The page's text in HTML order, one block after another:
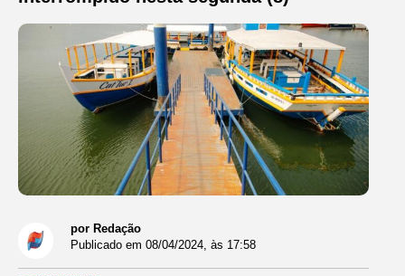
por Redação
Publicado em 08/04/2024, às 17:58